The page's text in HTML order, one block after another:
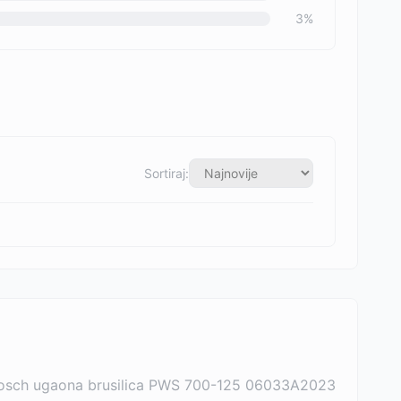
3%
Sortiraj:
ugaona brusilica PWS 700-125 06033A2023